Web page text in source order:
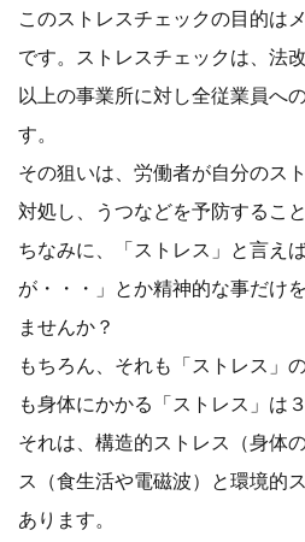
このストレスチェックの目的は
です。ストレスチェックは、法
以上の事業所に対し全従業員へ
す。
その狙いは、労働者が自分のス
対処し、うつなどを予防すること
ちなみに、「ストレス」と言え
が・・・」とか精神的な事だけ
ませんか？
もちろん、それも「ストレス」
も身体にかかる「ストレス」は
それは、構造的ストレス（身体
ス（食生活や電磁波）と環境的
あります。